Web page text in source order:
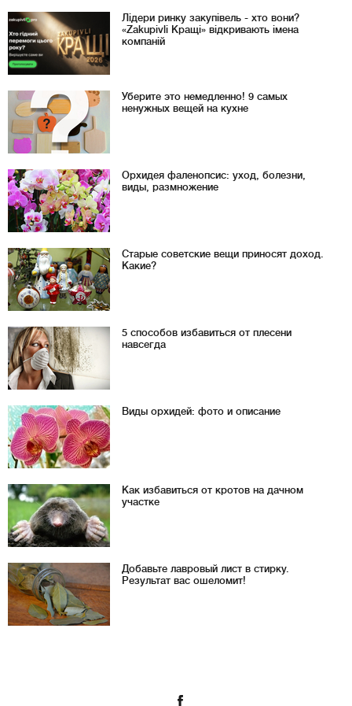
Лідери ринку закупівель - хто вони?
«Zakupivli Кращі» відкривають імена
компаній
Уберите это немедленно! 9 самых
ненужных вещей на кухне
Орхидея фаленопсис: уход, болезни,
виды, размножение
Старые советские вещи приносят доход.
Какие?
5 способов избавиться от плесени
навсегда
Виды орхидей: фото и описание
Как избавиться от кротов на дачном
участке
Добавьте лавровый лист в стирку.
Результат вас ошеломит!